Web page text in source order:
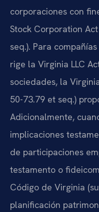
corporaciones con
Stock Corporation
seq.). Para
rige la Virginia LLC
sociedades, la
50-73.79 et seq.)
Adicionalmente,
implicaciones
de participaciones
testamento o
Código de Virginia
planificación